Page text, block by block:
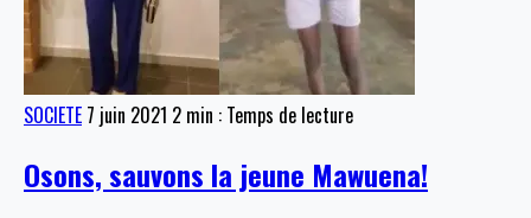
SOCIETE 7 juin 2021 2 min : Temps de lecture
Osons, sauvons la jeune Mawuena!